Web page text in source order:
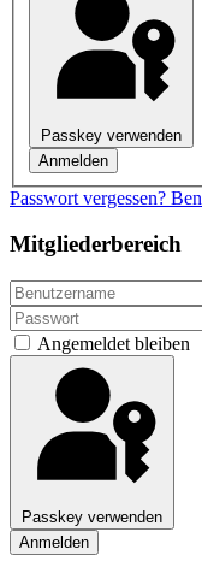
Passkey verwenden
Anmelden
Passwort vergessen?
Mitgliederbereich
Angemeldet bleiben
Passkey verwenden
Anmelden